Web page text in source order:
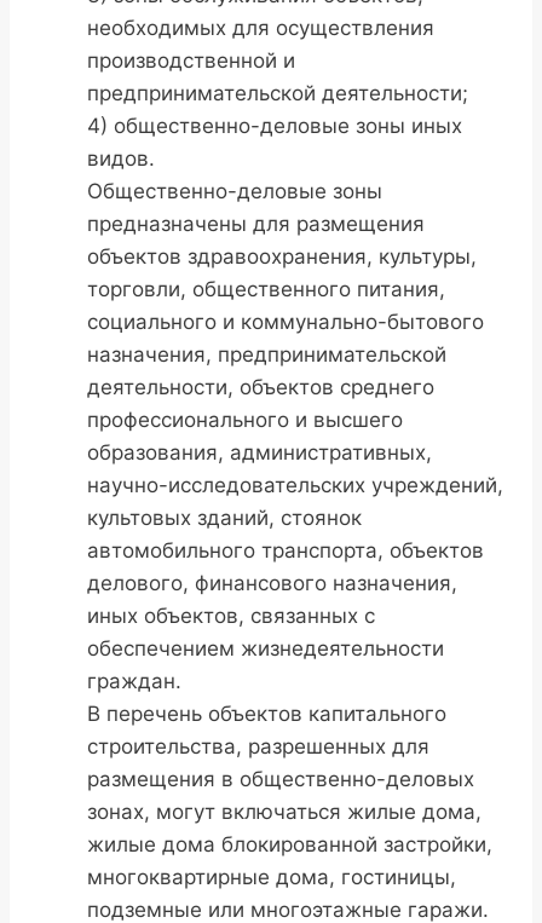
необходимых для осуществления
производственной и
предпринимательской деятельности;
4) общественно-деловые зоны иных
видов.
Общественно-деловые зоны
предназначены для размещения
объектов здравоохранения, культуры,
торговли, общественного питания,
социального и коммунально-бытового
назначения, предпринимательской
деятельности, объектов среднего
профессионального и высшего
образования, административных,
научно-исследовательских учреждений,
культовых зданий, стоянок
автомобильного транспорта, объектов
делового, финансового назначения,
иных объектов, связанных с
обеспечением жизнедеятельности
граждан.
В перечень объектов капитального
строительства, разрешенных для
размещения в общественно-деловых
зонах, могут включаться жилые дома,
жилые дома блокированной застройки,
многоквартирные дома, гостиницы,
подземные или многоэтажные гаражи.